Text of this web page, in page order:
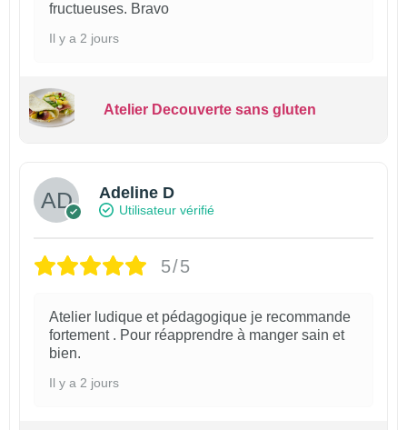
fructueuses. Bravo
Il y a 2 jours
Atelier Decouverte sans gluten
Adeline D
Utilisateur vérifié
5/5
Atelier ludique et pédagogique je recommande
fortement . Pour réapprendre à manger sain et
bien.
Il y a 2 jours